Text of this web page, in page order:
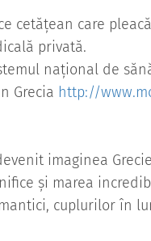
cetățean care
privată.
național de
Grecia http://
imaginea
și marea
cuplurilor în